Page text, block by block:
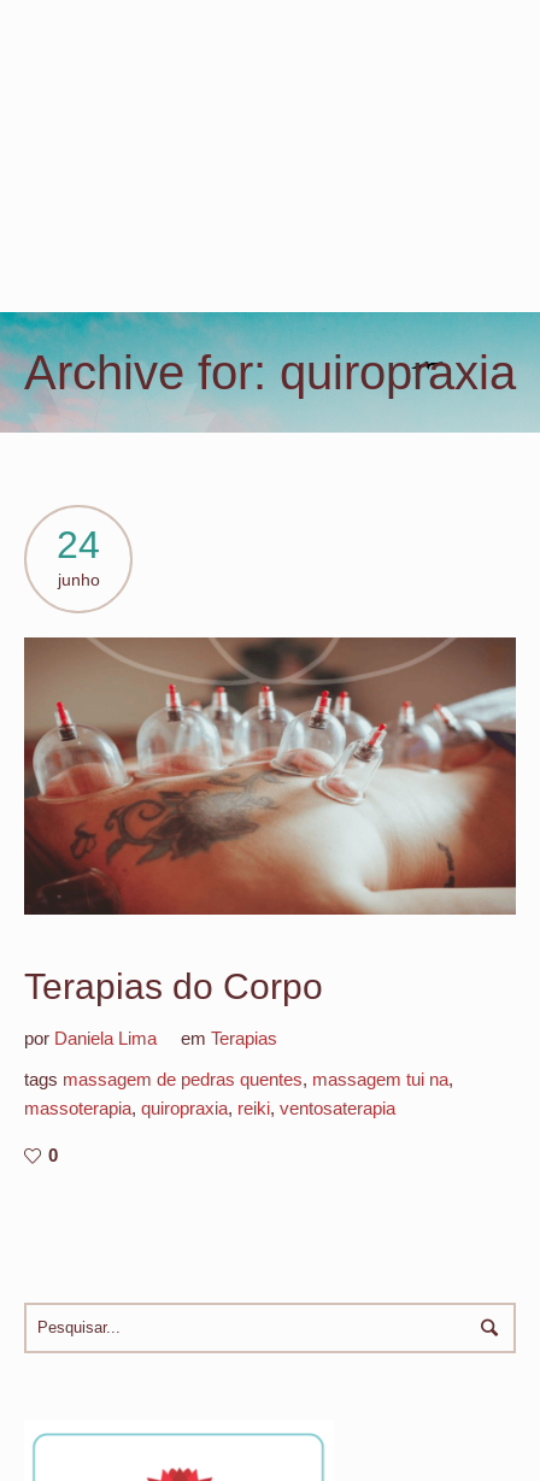
Archive for: quiropraxia
24
junho
Terapias do Corpo
por Daniela Lima em Terapias
tags massagem de pedras quentes, massagem tui na,
massoterapia, quiropraxia, reiki, ventosaterapia
0